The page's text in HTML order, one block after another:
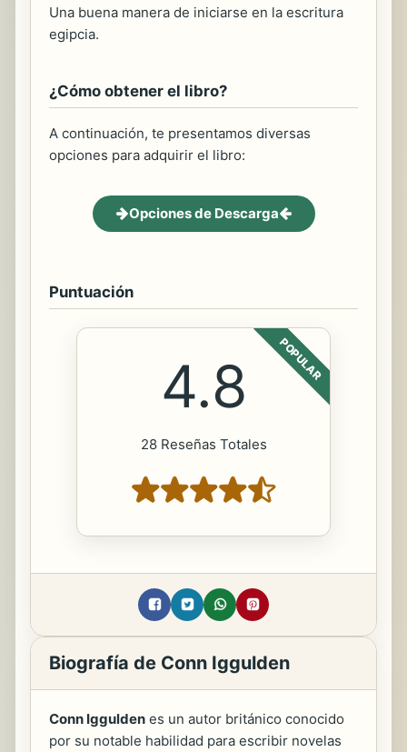
Una buena manera de iniciarse en la escritura
egipcia.
¿Cómo obtener el libro?
A continuación, te presentamos diversas
opciones para adquirir el libro:
Opciones de Descarga
Puntuación
POPULAR
4.8
28 Reseñas Totales
Biografía de Conn Iggulden
Conn Iggulden es un autor británico conocido
por su notable habilidad para escribir novelas